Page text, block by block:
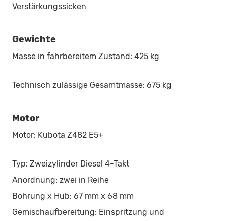
Verstärkungssicken
Gewichte
Masse in fahrbereitem Zustand: 425 kg
Technisch zulässige Gesamtmasse: 675 kg
Motor
Motor: Kubota Z482 E5+
Typ: Zweizylinder Diesel 4-Takt
Anordnung: zwei in Reihe
Bohrung x Hub: 67 mm x 68 mm
Gemischaufbereitung: Einspritzung und